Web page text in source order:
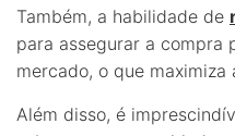
Também, a habilidade de
para assegurar a compra
mercado, o que maximiza
Além disso, é